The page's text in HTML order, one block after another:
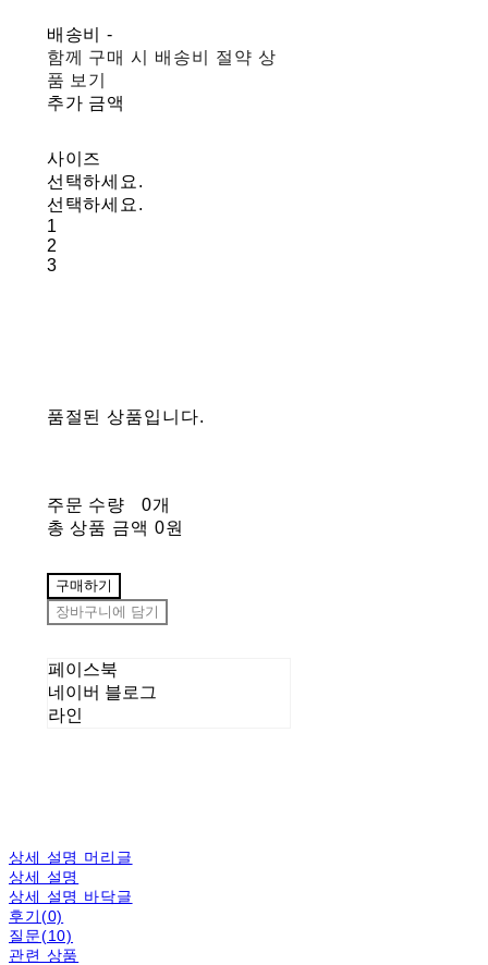
배송비-
함께 구매 시 배송비 절약 상
품 보기
추가 금액
사이즈
선택하세요.
선택하세요.
1
2
3
품절된 상품입니다.
주문 수량
0개
총 상품 금액 0원
구매하기
장바구니에 담기
페이스북
네이버 블로그
라인
상세 설명 머리글
상세 설명
상세 설명 바닥글
후기(0)
질문(10)
관련 상품